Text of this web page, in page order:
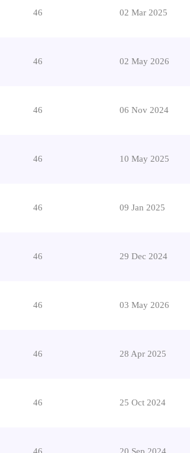
46 02 Mar 2025
46 02 May 2026
46 06 Nov 2024
46 10 May 2025
46 09 Jan 2025
46 29 Dec 2024
46 03 May 2026
46 28 Apr 2025
46 25 Oct 2024